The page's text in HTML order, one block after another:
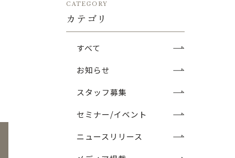
CATEGORY
カテゴリ
すべて
お知らせ
スタッフ募集
セミナー/イベント
ニュースリリース